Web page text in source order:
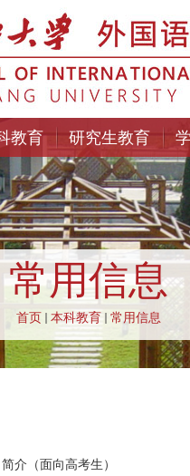
教育 研究生教育
常用信息
首页 本科教育 常用信息
介（面向高考生）